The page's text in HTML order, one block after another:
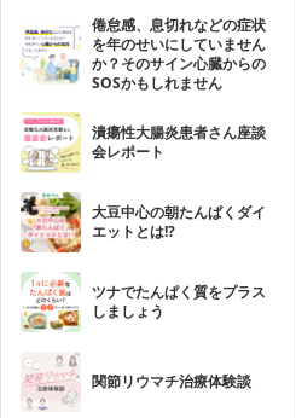
倦怠感、息切れなどの症状
を年のせいにしていません
か？そのサイン心臓からの
SOSかもしれません
潰瘍性大腸炎患者さん座談
会レポート
大豆中心の朝たんぱくダイ
エットとは!?
ツナでたんぱく質をプラス
しましょう
関節リウマチ治療体験談